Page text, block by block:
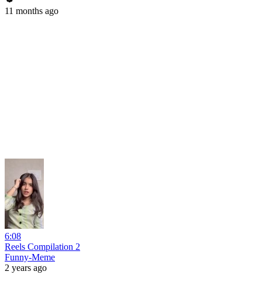
11 months ago
6:08
Reels Compilation 2
Funny-Meme
2 years ago